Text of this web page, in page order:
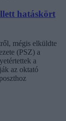
hatáskört
mégis elküldte
(PSZ) a
a
az oktató